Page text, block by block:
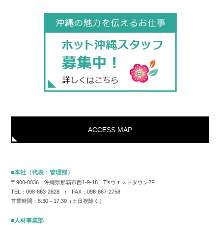
ACCESS MAP
■本社（代表：管理部）
〒900-0036 沖縄県那覇市西1-9-18 T'sウエストタウン2F
TEL：098-863-2828 / FAX：098-867-2758
営業時間：8:30～17:30（土日祝除く）
■人材事業部